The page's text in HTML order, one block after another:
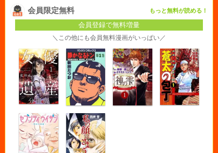
会員限定無料 もっと無料が読める！
会員登録で無料増量
＼この他にも会員無料漫画がいっぱい／